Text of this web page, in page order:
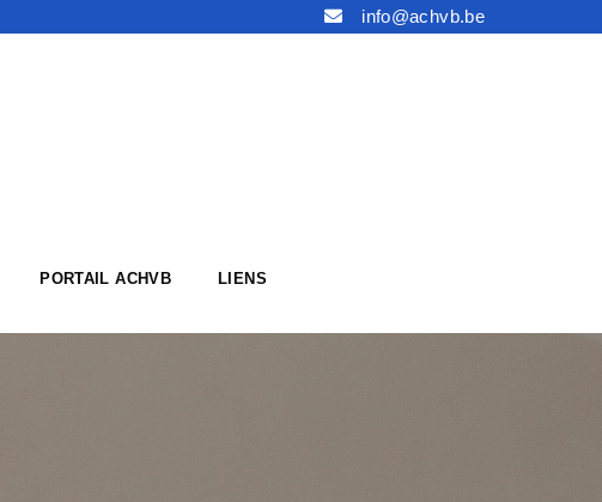
info@achvb.be
PORTAIL ACHVB LIENS